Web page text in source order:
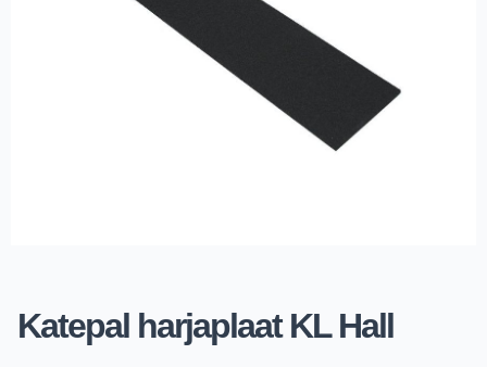
Katepal harjaplaat KL Hall